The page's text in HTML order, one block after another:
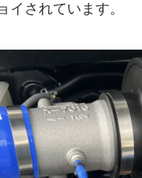
イされています。